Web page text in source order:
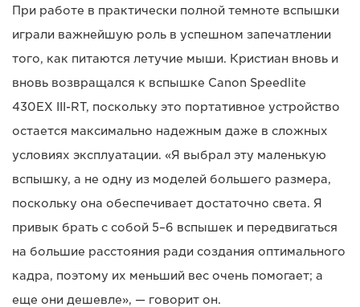
При работе в практически полной темноте вспышки
играли важнейшую роль в успешном запечатлении
того, как питаются летучие мыши. Кристиан вновь и
вновь возвращался к вспышке Canon Speedlite
430EX III-RT, поскольку это портативное устройство
остается максимально надежным даже в сложных
условиях эксплуатации. «Я выбрал эту маленькую
вспышку, а не одну из моделей большего размера,
поскольку она обеспечивает достаточно света. Я
привык брать с собой 5–6 вспышек и передвигаться
на большие расстояния ради создания оптимального
кадра, поэтому их меньший вес очень помогает; а
еще они дешевле», — говорит он.